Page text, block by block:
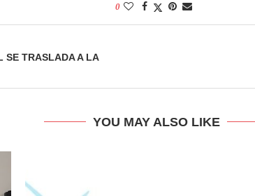
0
SE TRASLADA A LA
YOU MAY ALSO LIKE